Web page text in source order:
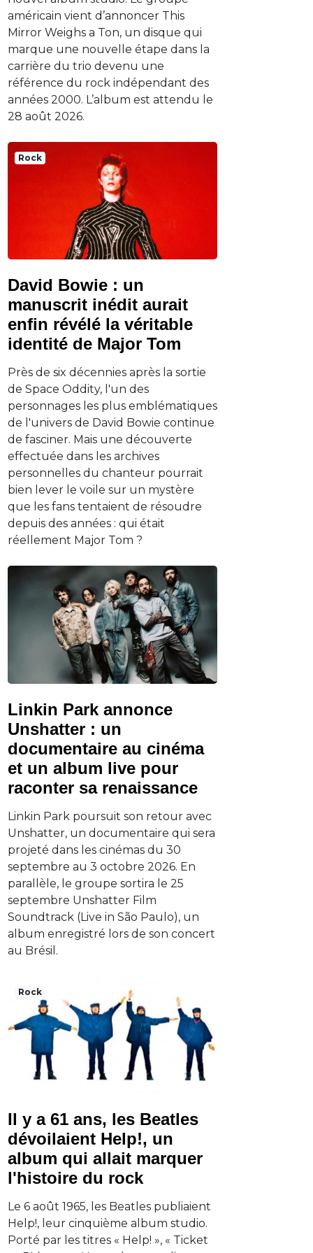
américain vient d’annoncer This
Mirror Weighs a Ton, un disque qui
marque une nouvelle étape dans la
carrière du trio devenu une
référence du rock indépendant des
années 2000. L’album est attendu le
28 août 2026.
Rock
David Bowie : un
manuscrit inédit aurait
enfin révélé la véritable
identité de Major Tom
Près de six décennies après la sortie
de Space Oddity, l'un des
personnages les plus emblématiques
de l'univers de David Bowie continue
de fasciner. Mais une découverte
effectuée dans les archives
personnelles du chanteur pourrait
bien lever le voile sur un mystère
que les fans tentaient de résoudre
depuis des années : qui était
réellement Major Tom ?
Linkin Park annonce
Unshatter : un
documentaire au cinéma
et un album live pour
raconter sa renaissance
Linkin Park poursuit son retour avec
Unshatter, un documentaire qui sera
projeté dans les cinémas du 30
septembre au 3 octobre 2026. En
parallèle, le groupe sortira le 25
septembre Unshatter Film
Soundtrack (Live in São Paulo), un
album enregistré lors de son concert
au Brésil.
Rock
Il y a 61 ans, les Beatles
dévoilaient Help!, un
album qui allait marquer
l'histoire du rock
Le 6 août 1965, les Beatles publiaient
Help!, leur cinquième album studio.
Porté par les titres « Help! », « Ticket